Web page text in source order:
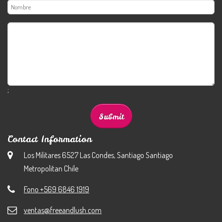
;
Contact Information
Los Militares 6527 Las Condes, Santiago Santiago
Metropolitan Chile
Fono +569 6846 1919
ventas@freeandlush.com